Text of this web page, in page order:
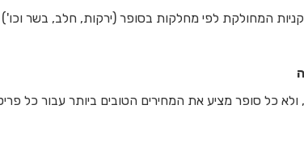
המחולקת לפי מחלקות בסופר (ירקות, חלב, בשר וכו')
ולא כל סופר מציע את המחירים הטובים ביותר עבור כל